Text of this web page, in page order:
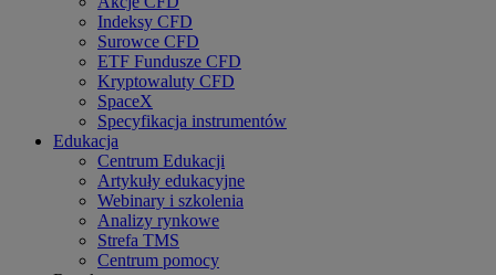
Indeksy CFD
Surowce CFD
ETF Fundusze CFD
Kryptowaluty CFD
SpaceX
Specyfikacja instrumentów
Edukacja
Centrum Edukacji
Artykuły edukacyjne
Webinary i szkolenia
Analizy rynkowe
Strefa TMS
Centrum pomocy